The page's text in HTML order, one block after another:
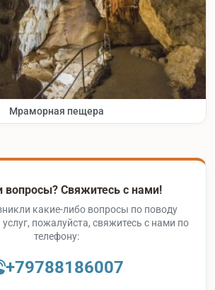
Мраморная пещера
вопросы? Свяжитесь с нами!
какие-либо вопросы по поводу
пожалуйста, свяжитесь с нами по
телефону:
+79788186007